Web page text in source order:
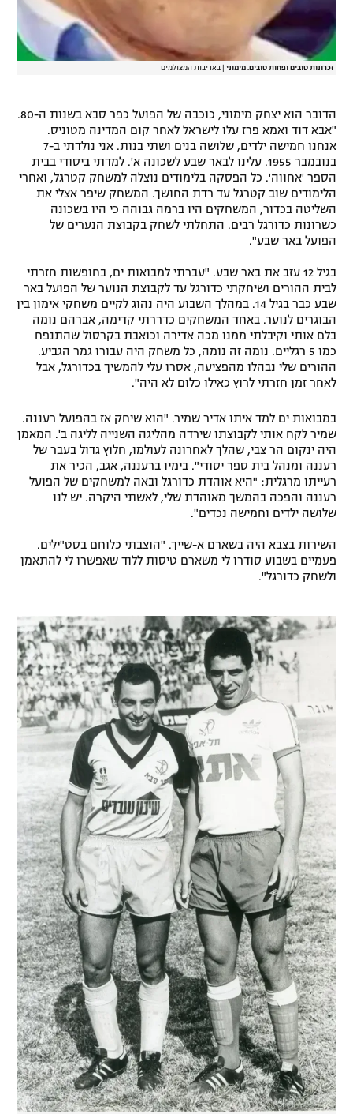
זכרונות טובים ופחות טובים. מימוני באדיבות המצולמים
הדובר הוא יצחק מימוני, כוכבה של הפועל כפר סבא בשנות ה-80.
"אבא דוד ואמא פרז עלו לישראל לאחר קום המדינה מטוניס.
אנחנו חמישה ילדים, שלושה בנים ושתי בנות. אני נולדתי ב-7
בנובמבר 1955. עלינו לבאר שבע לשכונה א'. למדתי ביסודי בבית
הספר 'אחווה'. כל הפסקה בלימודים נוצלה למשחק קטרגל, ואחרי
הלימודים שוב קטרגל עד רדת החושך. המשחק שיפר אצלי את
השליטה בכדור, המשחקים היו ברמה גבוהה כי היו בשכונה
כשרונות כדורגל רבים. התחלתי לשחק בקבוצת הנערים של
הפועל באר שבע".
בגיל 12 עזב את באר שבע. "עברתי למבואות ים, בחופשות חזרתי
לבית ההורים ושיחקתי כדורגל עד לקבוצת הנוער של הפועל באר
שבע כבר בגיל 14. במהלך השבוע היה נהוג לקיים משחקי אימון בין
הבוגרים לנוער. באחד המשחקים כדררתי קדימה, אברהם נומה
בלם אותי וקיבלתי ממנו מכה אדירה וכואבת בקרסול שהתנפח
כמו 5 רגליים. נומה זה נומה, כל משחק היה עבורו גמר הגביע.
ההורים שלי נבהלו מהפציעה, אסרו עלי להמשיך בכדורגל, אבל
לאחר זמן חזרתי לרוץ כאילו כלום לא היה".
במבואות ים למד איתו אדיר שמיר. "הוא שיחק אז בהפועל רעננה.
שמיר לקח אותי לקבוצתו שירדה מהליגה השנייה לליגה ב'. המאמן
היה ינקום הר צבי, שהלך לאחרונה לעולמו, חלוץ גדול בעבר של
רעננה ומנהל בית ספר יסודי". בימיו ברעננה, אגב, הכיר את
רעייתו מרגלית: "היא אוהדת כדורגל ובאה למשחקים של הפועל
רעננה והפכה בהמשך מאוהדת שלי, לאשתי היקרה. יש לנו
שלושה ילדים וחמישה נכדים".
השירות בצבא היה בשארם א-שייך. "הוצבתי כלוחם בסט"ילים.
פעמיים בשבוע סודרו לי משארם טיסות ללוד שאפשרו לי להתאמן
ולשחק כדורגל".